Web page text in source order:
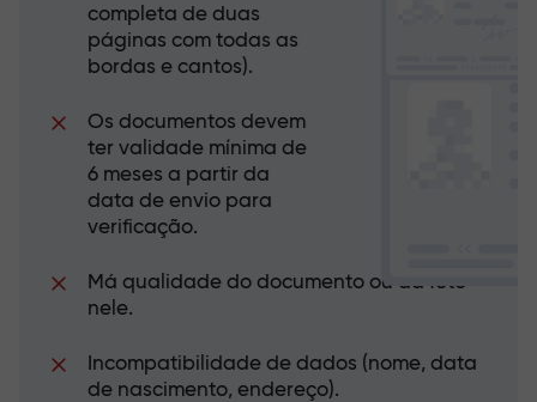
completa de duas
páginas com todas as
bordas e cantos).
Os documentos devem
ter validade mínima de
6 meses a partir da
data de envio para
verificação.
Má qualidade do documento ou da foto
nele.
Incompatibilidade de dados (nome, data
de nascimento, endereço).